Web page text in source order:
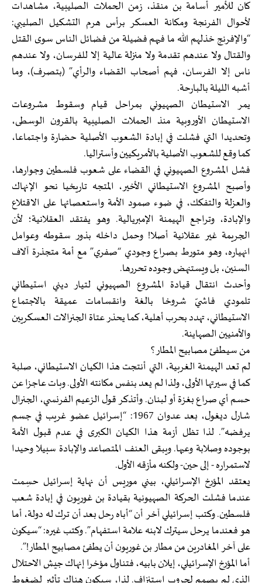
كان للأمير أسامة بن منقذ، زمن الحملات الصليبية، مشاهدات
لأحوال الفرنجة ومكانة العسكر برأس هرم التشكيل الصليبي:
“والإفرنج خذلهم الله ما فيهم فضيلة من فضائل الناس سوى القتل
والقتال ولا عندهم تقدمة ولا منزلة عالية إلا للفرسان، ولا عندهم
ناس إلا الفرسان، فهم أصحاب القضاء والرأي” (بتصرف)، وما
أشبه الليلة بالبارحة.
يمر الاستيطان الصهيوني بمراحل قيام وسقوط مشروعات
الاستيطان الأوروبية منذ الحملات الصليبية بالقرون الوسطى،
وتحديدا التي فشلت في إبادة الشعوب الأصلية حضارة واجتماعا،
كما وقع للشعوب الأصلية بالأمريكيين وأستراليا.
فشل المشروع الصهيوني في القضاء على شعوب فلسطين وجوارها،
وأصبح المشروع الاستيطاني الأخير، المتجه تاريخيا نحو الإنهاك
والعزلة والتفكك، في ضوء صمود الأمة واستعصائها على الاقتلاع
والإبادة، وتراجع الهيمنة الإمبريالية. وهو يفتقد العقلانية؛ لأن
الجريمة غير عقلانية أصلا! وحمل داخله بذور سقوطه وعوامل
انهياره، وهو متورط بصراع وجودي “صفري” مع أمة متجذرة آلاف
السنين، بل ويستنهض وجوده تحررها.
وأحدث انتقال قيادة المشروع الصهيوني لتيار ديني استيطاني
تلمودي فاشيّ شروخا بالغة وانقسامات عميقة بالاجتماع
الاستيطاني، تهدد بحرب أهلية، كما يحذر عتاة الجنرالات العسكريين
والأمنيين الصهاينة.
من سيطفئ مصابيح المطار؟
لم تعد الهيمنة الغربية، التي أنتجت هذا الكيان الاستيطاني، صلبة
كما في سيرتها الأولى، ولذا لم يعد بنفس مكانته الأولى. وبات عاجزا عن
حسم أي صراع بغزة أو لبنان. وأتذكر قول الزعيم الفرنسي، الجنرال
شارل ديغول، بعد عدوان 1967: “إسرائيل عضو غريب في جسم
يرفضه”. لذا تظل أزمة هذا الكيان الكبرى في عدم قبول الأمة
بوجوده وصلابة وعيها. ويبقى العنف المتصاعد والإبادة سبيلا وحيدا
لاستمراره - إلى حين- ولكنه مأزقه الأول.
يعتقد المؤرخ الإسرائيلي، بيني موريس أن نهاية إسرائيل حسِمت
عندما فشلت الحركة الصهيونية بقيادة بن غوريون في إبادة شعب
فلسطين. وكتب إسرائيلي آخر أن “أباه رحل بعد أن ترك له دولة، أما
هو فعندما يرحل سيترك لابنه علامة استفهام”. وكتب غيره: “سيكون
على آخر المغادرين من مطار بن غوريون أن يطفئ مصابيح المطار!”.
أما المؤرخ الإسرائيلي، إيلان بابيه، فتناول مؤخرا إنهاك جيش الاحتلال